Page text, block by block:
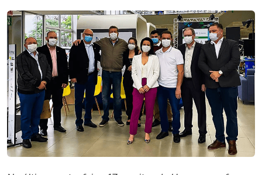
Biblioteca
Editora
Rádio
Museu